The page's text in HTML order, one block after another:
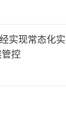
实现常态化实
控